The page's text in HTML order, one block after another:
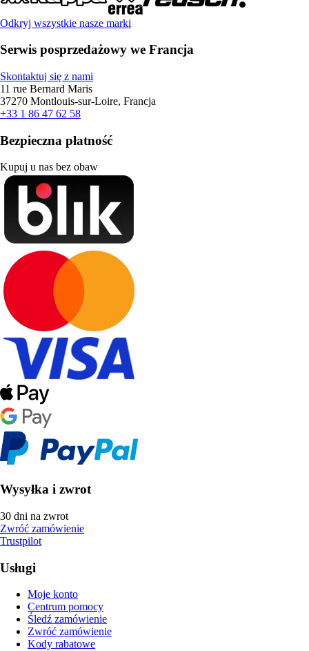
Odkryj wszystkie nasze marki
Serwis posprzedażowy we Francja
Skontaktuj się z nami
11 rue Bernard Maris
37270 Montlouis-sur-Loire, Francja
+33 1 86 47 62 58
Bezpieczna płatność
Kupuj u nas bez obaw
Wysyłka i zwrot
30 dni na zwrot
Zwróć zamówienie
Trustpilot
Usługi
Moje konto
Centrum pomocy
Śledź zamówienie
Zwróć zamówienie
Kody rabatowe